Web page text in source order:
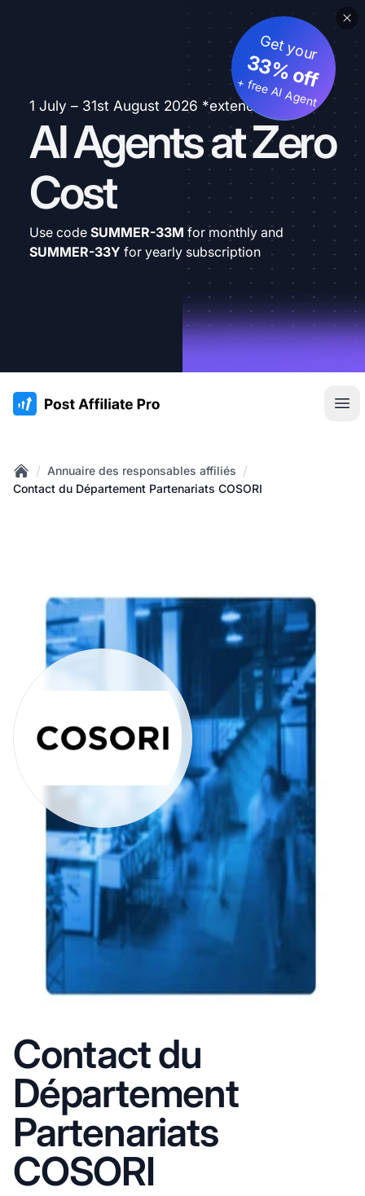
1 July – 31st August 2026 *extended
AI Agents at Zero
Cost
Get your
33% off
+ free AI Agent
Use code SUMMER-33M for monthly and
SUMMER-33Y for yearly subscription
:site.title
Home
/ Annuaire des responsables affiliés /
Contact du Département Partenariats COSORI
Contact du
Département
Partenariats
COSORI